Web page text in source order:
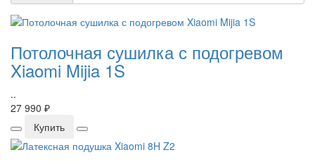
Потолочная сушилка с подогревом
Xiaomi Mijia 1S
..
27 990 ₽
Купить